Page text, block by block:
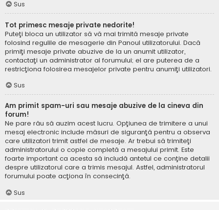
Sus
Tot primesc mesaje private nedorite!
Puteţi bloca un utilizator să vă mai trimită mesaje private
folosind regulile de mesagerie din Panoul utilizatorului. Dacă
primiţi mesaje private abuzive de la un anumit utilizator,
contactaţi un administrator al forumului; el are puterea de a
restricţiona folosirea mesajelor private pentru anumiţi utilizatori.
Sus
Am primit spam-uri sau mesaje abuzive de la cineva din
forum!
Ne pare rău să auzim acest lucru. Opţiunea de trimitere a unui
mesaj electronic include măsuri de siguranţă pentru a observa
care utilizatori trimit astfel de mesaje. Ar trebui să trimiteţi
administratorului o copie completă a mesajului primit. Este
foarte important ca acesta să includă antetul ce conţine detalii
despre utilizatorul care a trimis mesajul. Astfel, administratorul
forumului poate acţiona în consecinţă.
Sus